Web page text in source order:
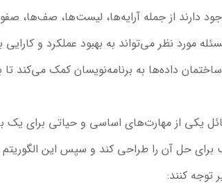
دارند از جمله آرایه‌ها، لیست‌ها، صف‌ها،
مورد نظر می‌تواند به بهبود عملکرد و کارایی
داده‌ها به برنامه‌نویسان کمک می‌کند
یکی از مهارت‌های اساسی و حیاتی برای
برای حل آن را طراحی کند و سپس این
توجه کنند: